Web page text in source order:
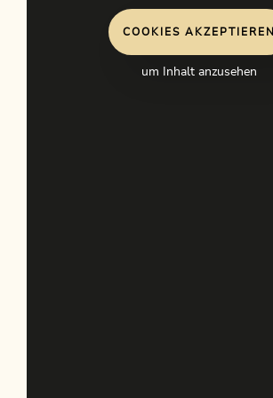
COOKIES AKZEPTIEREN
um Inhalt anzusehen